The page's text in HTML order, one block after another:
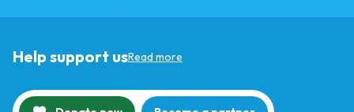
Help support usRead more